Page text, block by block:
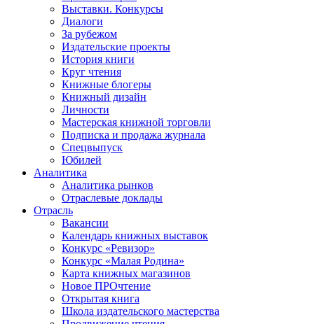
Выставки. Конкурсы
Диалоги
За рубежом
Издательские проекты
История книги
Круг чтения
Книжные блогеры
Книжный дизайн
Личности
Мастерская книжной торговли
Подписка и продажа журнала
Спецвыпуск
Юбилей
Аналитика
Аналитика рынков
Отраслевые доклады
Отрасль
Вакансии
Календарь книжных выставок
Конкурс «Ревизор»
Конкурс «Малая Родина»
Карта книжных магазинов
Новое ПРОчтение
Открытая книга
Школа издательского мастерства